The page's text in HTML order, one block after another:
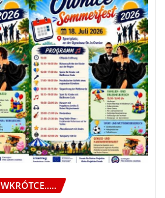
WKRÓTCE.....